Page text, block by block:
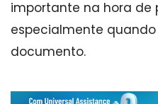
importante na hora de
especialmente
documento.